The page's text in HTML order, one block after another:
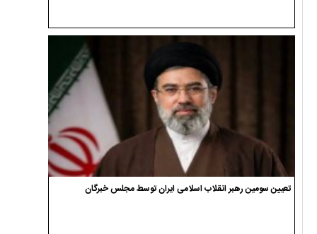
تعیین سومین رهبر انقلاب اسلامی ایران توسط مجلس خبرگان